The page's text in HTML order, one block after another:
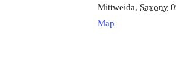
Mittweida, Saxony
Map